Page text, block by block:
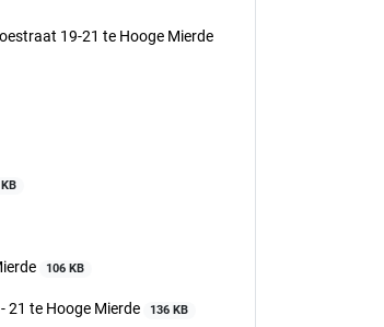
19-21 te Hooge Mierde
106 KB
21 te Hooge Mierde 136 KB